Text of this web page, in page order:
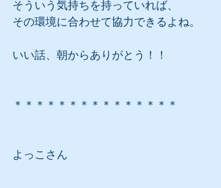
そういう気持ちを持っていれば、
その環境に合わせて協力できるよね。
いい話、朝からありがとう！！
＊＊＊＊＊＊＊＊＊＊＊＊＊＊＊
よっこさん